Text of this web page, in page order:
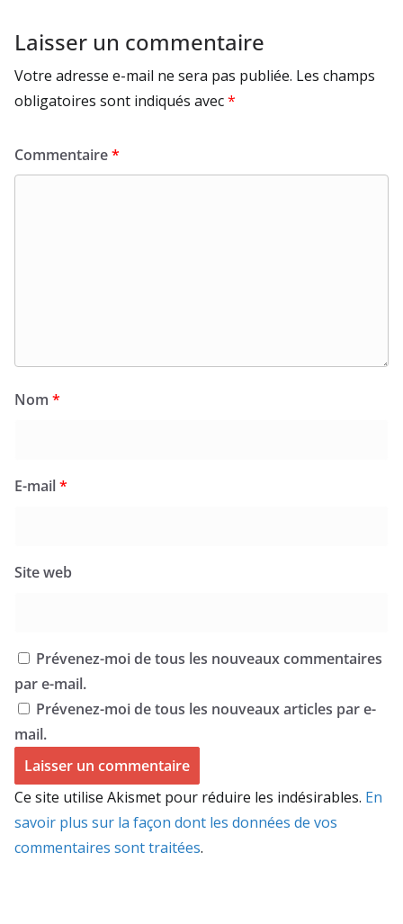
Laisser un commentaire
Votre adresse e-mail ne sera pas publiée. Les champs
obligatoires sont indiqués avec*
Commentaire*
Nom *
E-mail*
Site web
Prévenez-moi de tous les nouveaux commentaires
par e-mail.
Prévenez-moi de tous les nouveaux articles par e-
mail.
Ce site utilise Akismet pour réduire les indésirables. En
savoir plus sur la façon dont les données de vos
commentaires sont traitées.